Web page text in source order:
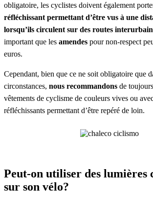
obligatoire, les cyclistes doivent également
réfléchissant permettant d’être vus à une
lorsqu’ils circulent sur des routes
important que les amendes pour non-respect
euros.
Cependant, bien que ce ne soit obligatoire que
circonstances, nous recommandons de
vêtements de cyclisme de couleurs vives ou
réfléchissants permettant d’être repéré de loin.
Peut-on utiliser des lumières
sur son vélo?